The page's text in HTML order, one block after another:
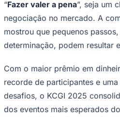
Corinthians
“Fazer valer a pena”, seja um
negociação no mercado. A
mostrou que pequenos
determinação, podem resultar
Com o maior prêmio em
recorde de participantes e
desafios, o KCGI 2025
dos eventos mais esperados